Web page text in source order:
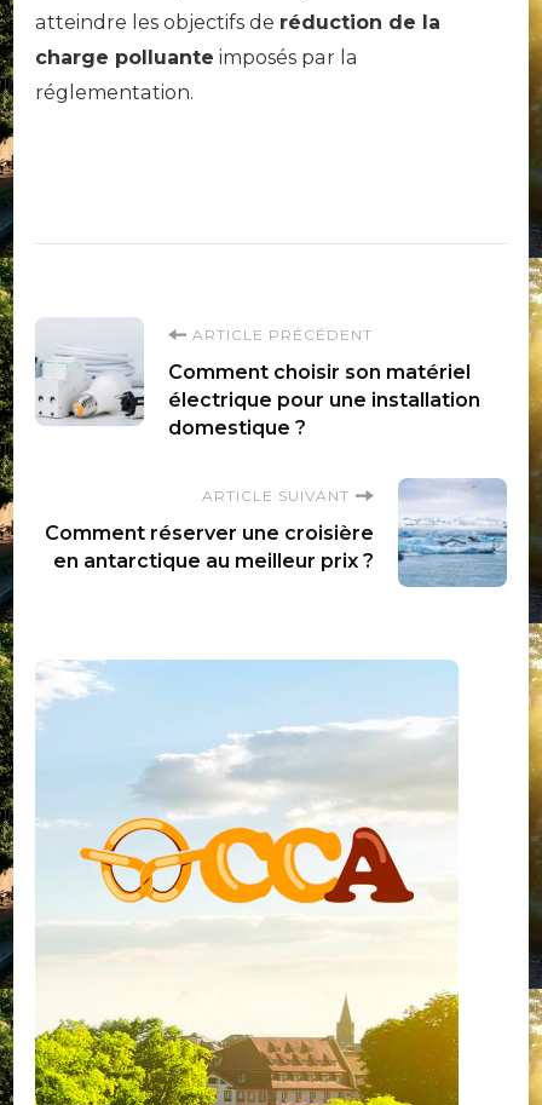
atteindre les objectifs de réduction de la
charge polluante imposés par la
réglementation.
Navigation
d'article
ARTICLE PRÉCÉDENT
Comment choisir son matériel
électrique pour une installation
domestique ?
ARTICLE SUIVANT
Comment réserver une croisière
en antarctique au meilleur prix ?